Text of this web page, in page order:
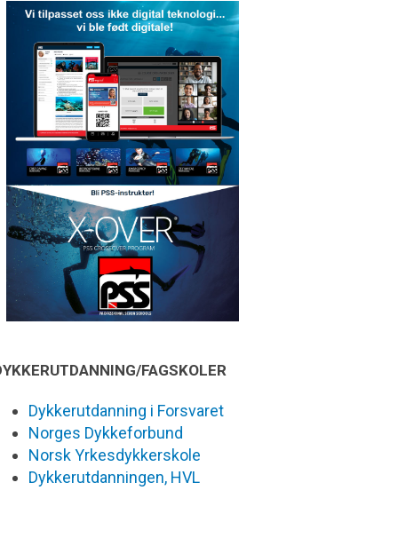
FAGSKOLER
Dykkerutdanning i Forsvaret
Norges Dykkeforbund
Norsk Yrkesdykkerskole
Dykkerutdanningen, HVL